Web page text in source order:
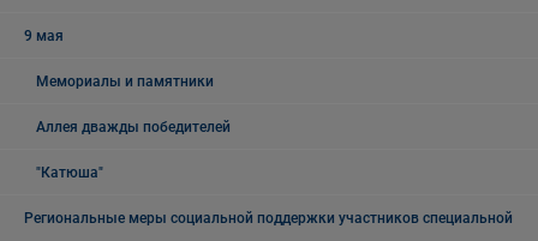
9 мая
Мемориалы и памятники
Аллея дважды победителей
"Катюша"
Региональные меры социальной поддержки участников специальной